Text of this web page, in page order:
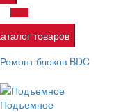
товаров
Ремонт блоков BDC
Подъемное